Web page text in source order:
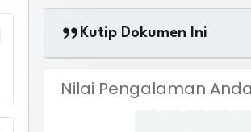
Kutip Dokumen Ini
Nilai Pengalaman Anda